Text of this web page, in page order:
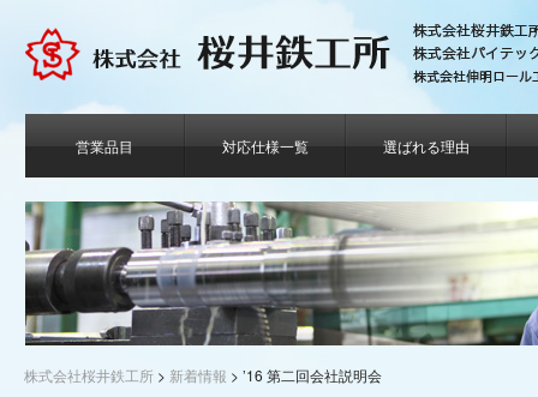
営業品目 対応仕様一覧 選ばれる理由
株式会社桜井鉄工所 > 新着情報 > ’16 第二回会社説明会